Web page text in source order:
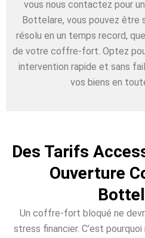
vous nous contactez pour
Bottelare, vous pouvez être
résolu en un temps record,
de votre coffre-fort. Optez
intervention rapide et sans
vos biens en
Des Tarifs
Ouverture
Un coffre-fort bloqué ne
stress financier. C’est